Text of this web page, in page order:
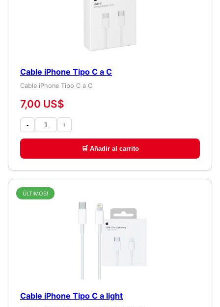
Cable iPhone Tipo C a C
Cable iPhone Tipo C a C
7,00 US$
- +
🛒 Añadir al carrito
ÚLTIMOS!
Cable iPhone Tipo C a light